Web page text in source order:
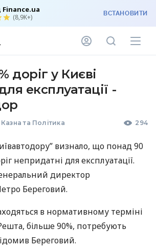
Finance.ua
(8,9K+) ВСТАНОВИТИ
доріг у Києві
експлуатації -
Казна та Політика 294
визнало, що понад 90
непридатні для експлуатації.
директор
Береговий.
в нормативному терміні
більше 90%, потребують
Береговий.